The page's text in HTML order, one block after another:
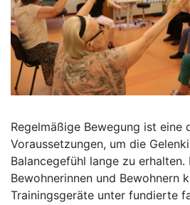
Regelmäßige Bewegung ist eine
Voraussetzungen, um die
Balancegefühl lange zu
Bewohnerinnen und Bewohnern
Trainingsgeräte unter fundierte